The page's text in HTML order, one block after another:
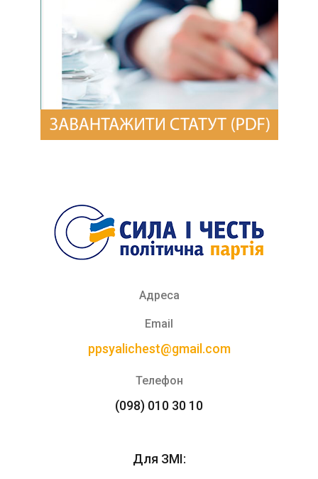
Адреса
Email
ppsyalichest@gmail.com
Телефон
(098) 010 30 10
Для ЗМІ: